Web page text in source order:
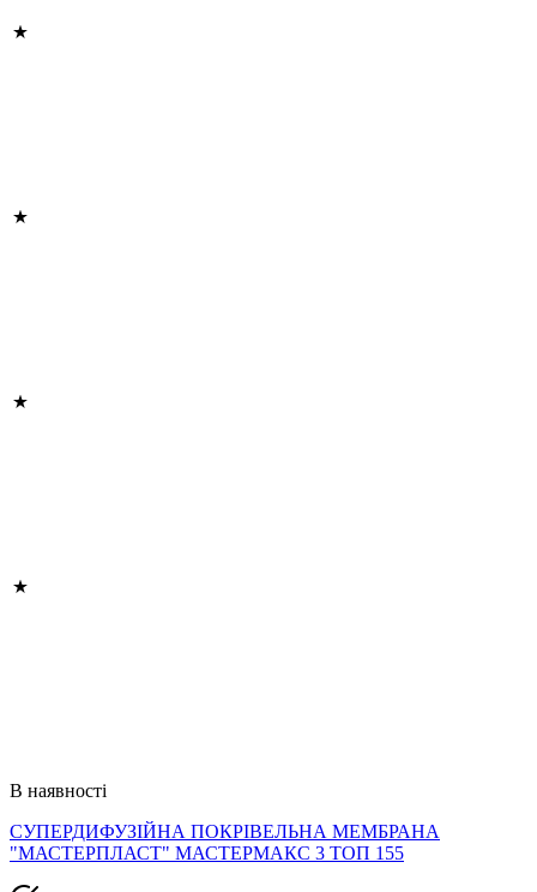
В наявності
СУПЕРДИФУЗІЙНА ПОКРІВЕЛЬНА МЕМБРАНА
"МАСТЕРПЛАСТ" МАСТЕРМАКС 3 ТОП 155